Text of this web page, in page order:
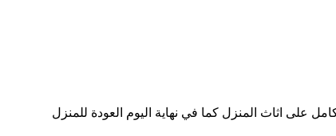
اثاث المنزل كما في نهاية اليوم العودة للمنزل